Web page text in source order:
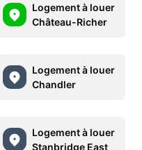
Logement à louer
Château-Richer
Logement à louer
Chandler
Logement à louer
Stanbridge East